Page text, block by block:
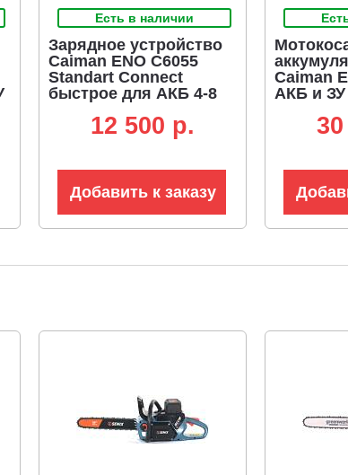
Есть в наличии
Зарядное устройство
Caiman ENO C6055
Standart Connect
быстрое для АКБ 4-8
12 500 p.
Добавить к заказу
Caiman
АКБ и ЗУ
леска